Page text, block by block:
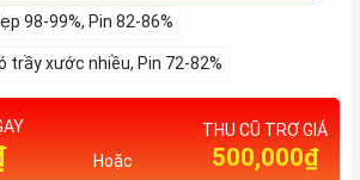
98-99%, Pin 82-86%
trầy xước nhiều, Pin 72-82%
Hoặc
THU CŨ TRỢ GIÁ
500,000₫